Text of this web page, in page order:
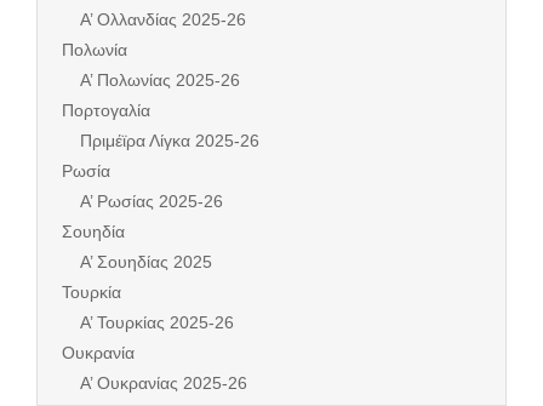
Α’ Ολλανδίας 2025-26
Πολωνία
Α’ Πολωνίας 2025-26
Πορτογαλία
Πριμέϊρα Λίγκα 2025-26
Ρωσία
Α’ Ρωσίας 2025-26
Σουηδία
Α’ Σουηδίας 2025
Τουρκία
Α’ Τουρκίας 2025-26
Ουκρανία
Α’ Ουκρανίας 2025-26